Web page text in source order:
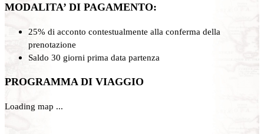
MODALITA’ DI PAGAMENTO:
25% di acconto contestualmente alla conferma della
prenotazione
Saldo 30 giorni prima data partenza
PROGRAMMA DI VIAGGIO
Loading map ...